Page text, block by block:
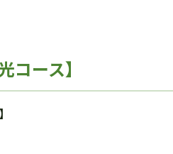
ース】